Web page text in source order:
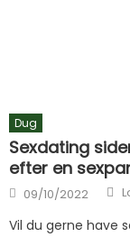
Dug
Sexdating
efter en
Posted on
09/10/2022
Vil du gerne have